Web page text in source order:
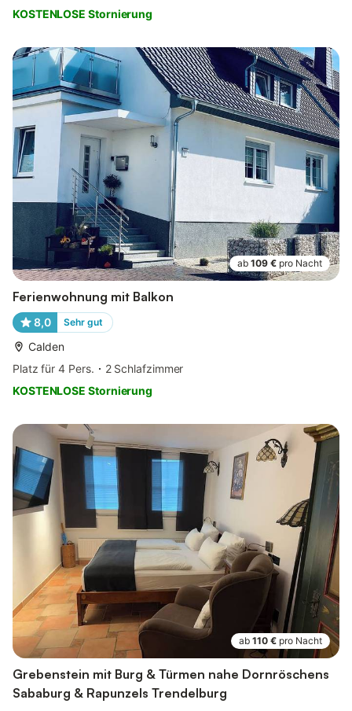
KOSTENLOSE Stornierung
ab 109 € pro Nacht
Ferienwohnung mit Balkon
8,0 Sehr gut
Calden
Platz für 4 Pers.
2 Schlafzimmer
KOSTENLOSE Stornierung
ab 110 € pro Nacht
Grebenstein mit Burg & Türmen nahe Dornröschens
Sababurg & Rapunzels Trendelburg